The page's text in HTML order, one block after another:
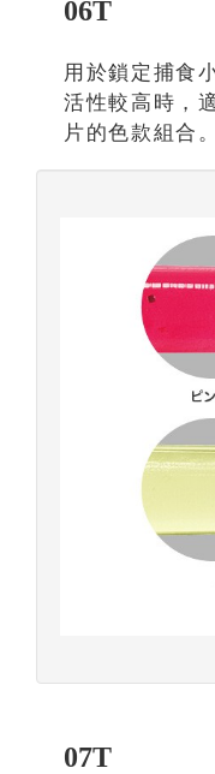
06T
用於鎖定捕食
活性較高時，
片的色款組合。
07T